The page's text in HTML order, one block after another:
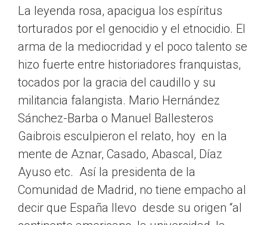
La leyenda rosa, apacigua los espíritus
torturados por el genocidio y el etnocidio. El
arma de la mediocridad y el poco talento se
hizo fuerte entre historiadores franquistas,
tocados por la gracia del caudillo y su
militancia falangista. Mario Hernández
Sánchez-Barba o Manuel Ballesteros
Gaibrois esculpieron el relato, hoy en la
mente de Aznar, Casado, Abascal, Díaz
Ayuso etc. Así la presidenta de la
Comunidad de Madrid, no tiene empacho al
decir que España llevo desde su origen “al